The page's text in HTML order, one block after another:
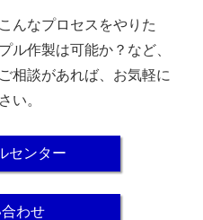
んなプロセスをやりた
ル作製は可能か？など、
相談があれば、お気軽に
い。
センター
わせ